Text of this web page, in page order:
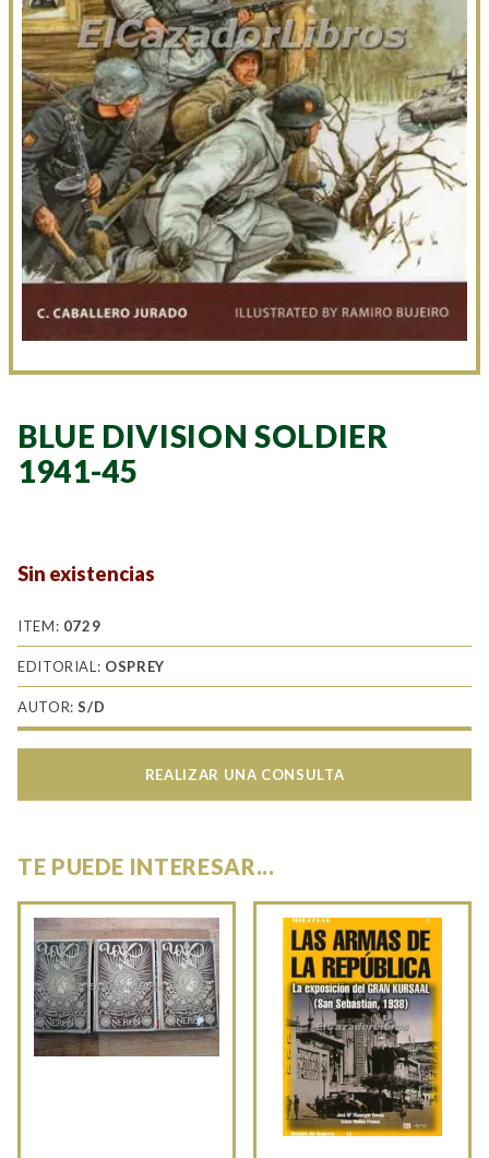
BLUE DIVISION SOLDIER
1941-45
Sin existencias
ITEM: 0729
EDITORIAL: OSPREY
AUTOR:S/D
REALIZAR UNA CONSULTA
TE PUEDE INTERESAR...